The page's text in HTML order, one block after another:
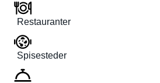
Restauranter
Spisesteder